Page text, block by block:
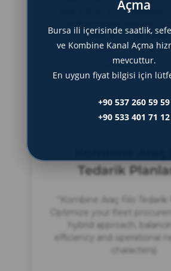
bilgi edinin. Konu başlıkları
keşfedin.” (154
DEVAMINI OKU »
Haziran 8, 2025
Tedarik
“Kombine Araç Filo Tedarik
Optimize your fleet
hybrid approach,
efficiency and operational
characters)
Açma
Bursa ili içerisinde saatlik,
ve Kombine Kanal Açma
mevcuttur.
En uygun fiyat bilgisi için
+90 537 260 59 59
+90 533 401 71 12